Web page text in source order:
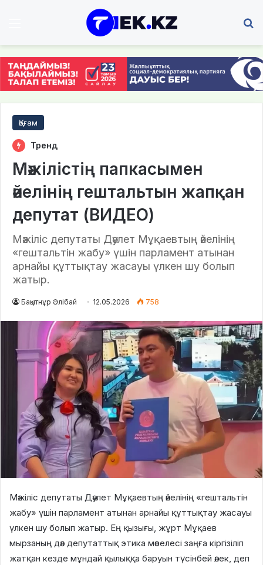
Қоғам
Тренд
Мәжілістің папкасымен
әйелінің гештальтын жапқан
депутат (ВИДЕО)
Мәжіліс депутаты Дәулет Мұқаевтың әйелінің
«гештальтін жабу» үшін парламент атынан
арнайы құттықтау жасауы үлкен шу болып
жатыр.
Бақытнұр Әлібай 12.05.2026 758
Мәжіліс депутаты Дәулет Мұқаевтың әйелінің «гештальтін
жабу» үшін парламент атынан арнайы құттықтау жасауы
үлкен шу болып жатыр. Ең қызығы, жұрт Мұқаев
мырзаның дәл депутаттық этика мәселесі заңға кіргізіліп
жатқан кезде мұндай қылыққа баруын түсінбей әлек, деп